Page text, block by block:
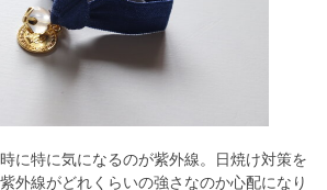
に特に気になるのが紫外線。日焼け対策を
外線がどれくらいの強さなのか心配になり